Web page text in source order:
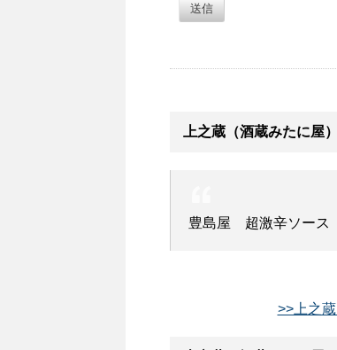
送信
上之蔵（酒蔵みたに屋
豊島屋 超激辛ソース
>>上之